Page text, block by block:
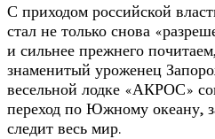
С приходом российской
стал не только снова
и сильнее прежнего
знаменитый уроженец
весельной лодке «АКРОС»
переход по Южному океану,
следит весь мир.